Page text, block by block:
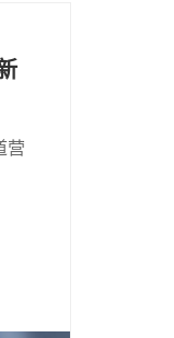
营